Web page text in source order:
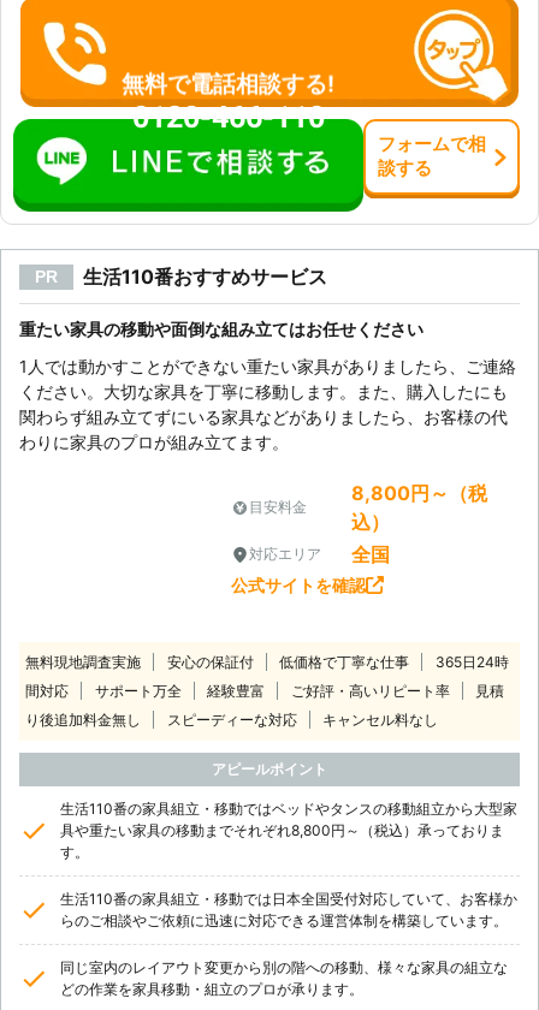
無料で電話相談する!
0120-466-110
フォームで相
談する
PR 生活110番おすすめサービス
重たい家具の移動や面倒な組み立てはお任せください
1人では動かすことができない重たい家具がありましたら、ご連絡
ください。大切な家具を丁寧に移動します。また、購入したにも
関わらず組み立てずにいる家具などがありましたら、お客様の代
わりに家具のプロが組み立てます。
目安料金
8,800円～（税
込）
対応エリア 全国
公式サイトを確認
無料現地調査実施 安心の保証付 低価格で丁寧な仕事
365日24時
間対応
サポート万全 経験豊富 ご好評・高いリピート率
見積
り後追加料金無し
スピーディーな対応 キャンセル料なし
アピールポイント
生活110番の家具組立・移動ではベッドやタンスの移動組立から大型家
具や重たい家具の移動までそれぞれ8,800円～（税込）承っておりま
す。
生活110番の家具組立・移動では日本全国受付対応していて、お客様か
らのご相談やご依頼に迅速に対応できる運営体制を構築しています。
同じ室内のレイアウト変更から別の階への移動、様々な家具の組立な
どの作業を家具移動・組立のプロが承ります。